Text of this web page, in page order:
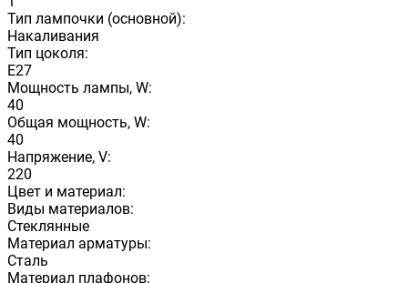
Тип лампочки (основной):
Накаливания
Тип цоколя:
E27
Мощность лампы, W:
40
Общая мощность, W:
40
Напряжение, V:
220
Цвет и материал:
Виды материалов:
Стеклянные
Материал арматуры:
Сталь
Материал плафонов: